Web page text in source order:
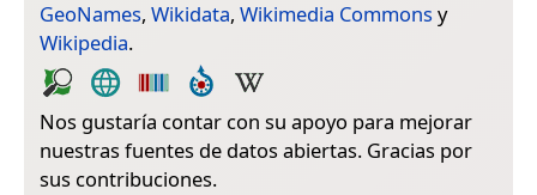
GeoNames, Wikidata, Wikimedia Commons y
Wikipedia.
Nos gustaría contar con su apoyo para mejorar
nuestras fuentes de datos abiertas. Gracias por
sus contribuciones.